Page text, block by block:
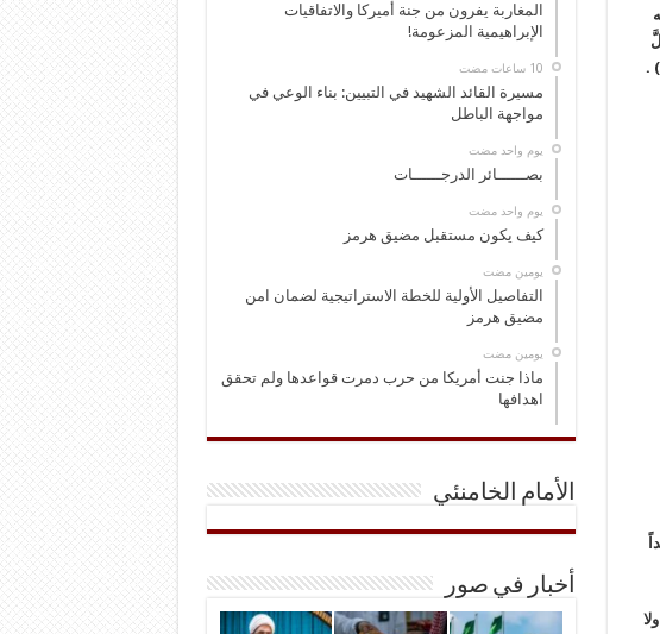
.
المغاربة يفرون من جنة أميركا والاتفاقيات
الإبراهيمية المزعومة!
مسيرة القائد الشهيد في التبيين: بناء الوعي في
مواجهة الباطل
‏يوم واحد مضت
بصــــــائر الدرجــــــات
‏يوم واحد مضت
كيف يكون مستقبل مضيق هرمز
‏يومين مضت
التفاصيل الأولية للخطة الاستراتيجية لضمان امن
مضيق هرمز
‏يومين مضت
ماذا جنت أمريكا من حرب دمرت قواعدها ولم تحقق
اهدافها
الأمام الخامنئي
أخبار في صور